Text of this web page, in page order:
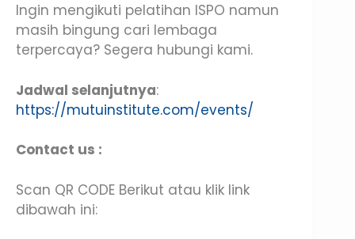
Ingin mengikuti pelatihan ISPO namun
masih bingung cari lembaga
terpercaya? Segera hubungi kami.
Jadwal selanjutnya:
https://mutuinstitute.com/events/
Contact us :
Scan QR CODE Berikut atau klik link
dibawah ini: